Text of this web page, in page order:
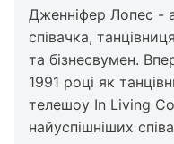
Дженніфер Лопес -
співачка,
та бізнесвумен.
1991 році як
телешоу In Living
найуспішніших